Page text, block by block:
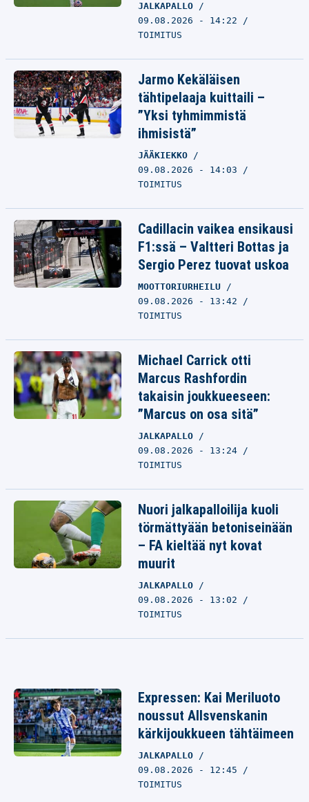
JALKAPALLO
09.08.2026 - 14:22
TOIMITUS
Jarmo Kekäläisen
tähtipelaaja kuittaili –
”Yksi tyhmimmistä
ihmisistä”
JÄÄKIEKKO
09.08.2026 - 14:03
TOIMITUS
Cadillacin vaikea ensikausi
F1:ssä – Valtteri Bottas ja
Sergio Perez tuovat uskoa
MOOTTORIURHEILU
09.08.2026 - 13:42
TOIMITUS
Michael Carrick otti
Marcus Rashfordin
takaisin joukkueeseen:
”Marcus on osa sitä”
JALKAPALLO
09.08.2026 - 13:24
TOIMITUS
Nuori jalkapalloilija kuoli
törmättyään betoniseinään
– FA kieltää nyt kovat
muurit
JALKAPALLO
09.08.2026 - 13:02
TOIMITUS
Expressen: Kai Meriluoto
noussut Allsvenskanin
kärkijoukkueen tähtäimeen
JALKAPALLO
09.08.2026 - 12:45
TOIMITUS